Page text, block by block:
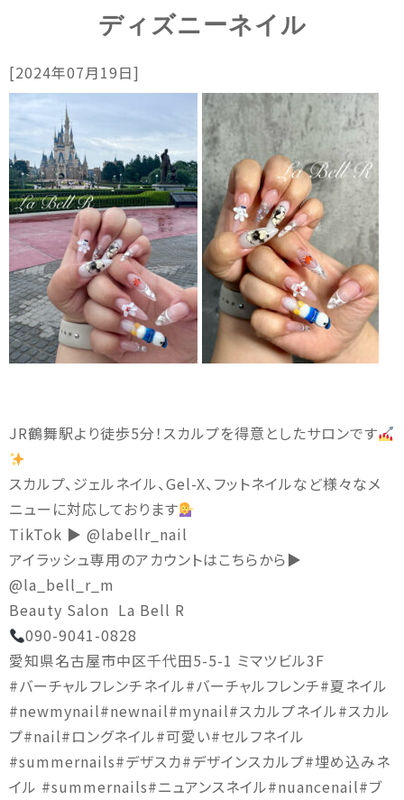
ディズニーネイル
[2024年07月19日]
JR鶴舞駅より徒歩5分！スカルプを得意としたサロンです
スカルプ、ジェルネイル、Gel-X、フットネイルなど様々なメ
ニューに対応しております
TikTok ▶︎ @labellr_nail
アイラッシュ専用のアカウントはこちらから▶︎
@la_bell_r_m
Beauty Salon La Bell R
090-9041-0828
愛知県名古屋市中区千代田5-5-1 ミマツビル3F
#バーチャルフレンチネイル#バーチャルフレンチ#夏ネイル
#newmynail#newnail#mynail#スカルプネイル#スカル
プ#nail#ロングネイル#可愛い#セルフネイル
#summernails#デザスカ#デザインスカルプ#埋め込みネ
イル #summernails#ニュアンスネイル#nuancenail#ブ